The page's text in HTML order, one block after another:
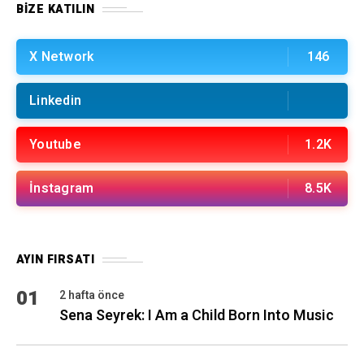
BIZE KATILIN
X Network 146
Linkedin
Youtube 1.2K
İnstagram 8.5K
AYIN FIRSATI
01 2 hafta önce
Sena Seyrek: I Am a Child Born Into Music